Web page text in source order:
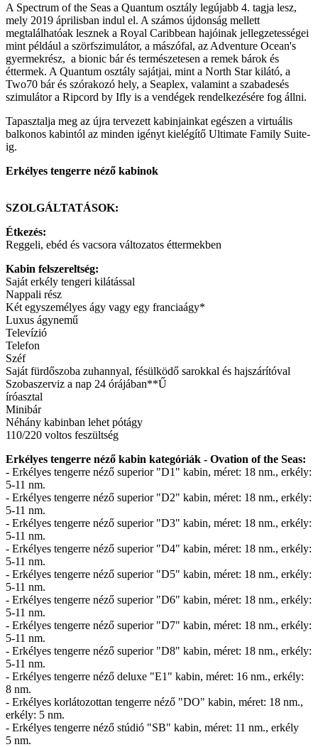
A Spectrum of the Seas a Quantum osztály legújabb 4. tagja lesz,
mely 2019 áprilisban indul el. A számos újdonság mellett
megtalálhatóak lesznek a Royal Caribbean hajóinak jellegzetességei
mint például a szörfszimulátor, a mászófal, az Adventure Ocean's
gyermekrész, a bionic bár és természetesen a remek bárok és
éttermek. A Quantum osztály sajátjai, mint a North Star kilátó, a
Two70 bár és szórakozó hely, a Seaplex, valamint a szabadesés
szimulátor a Ripcord by Ifly is a vendégek rendelkezésére fog állni.
Tapasztalja meg az újra tervezett kabinjainkat egészen a virtuális
balkonos kabintól az minden igényt kielégítő Ultimate Family Suite-
ig.
Erkélyes tengerre néző kabinok
SZOLGÁLTATÁSOK:
Étkezés:
Reggeli, ebéd és vacsora változatos éttermekben
Kabin felszereltség:
Saját erkély tengeri kilátással
Nappali rész
Két egyszemélyes ágy vagy egy franciaágy*
Luxus ágynemű
Televízió
Telefon
Széf
Saját fürdőszoba zuhannyal, fésülködő sarokkal és hajszárítóval
Szobaszerviz a nap 24 órájában**Ű
íróasztal
Minibár
Néhány kabinban lehet pótágy
110/220 voltos feszültség
Erkélyes tengerre néző kabin kategóriák - Ovation of the Seas:
- Erkélyes tengerre néző superior "D1" kabin, méret: 18 nm., erkély:
5-11 nm.
- Erkélyes tengerre néző superior "D2" kabin, méret: 18 nm., erkély:
5-11 nm.
- Erkélyes tengerre néző superior "D3" kabin, méret: 18 nm., erkély:
5-11 nm.
- Erkélyes tengerre néző superior "D4" kabin, méret: 18 nm., erkély:
5-11 nm.
- Erkélyes tengerre néző superior "D5" kabin, méret: 18 nm., erkély:
5-11 nm.
- Erkélyes tengerre néző superior "D6" kabin, méret: 18 nm., erkély:
5-11 nm.
- Erkélyes tengerre néző superior "D7" kabin, méret: 18 nm., erkély:
5-11 nm.
- Erkélyes tengerre néző superior "D8" kabin, méret: 18 nm., erkély:
5-11 nm.
- Erkélyes tengerre néző deluxe "E1" kabin, méret: 16 nm., erkély:
8 nm.
- Erkélyes korlátozottan tengerre néző "DO" kabin, méret: 18 nm.,
erkély: 5 nm.
- Erkélyes tengerre néző stúdió "SB" kabin, méret: 11 nm., erkély
5 nm.